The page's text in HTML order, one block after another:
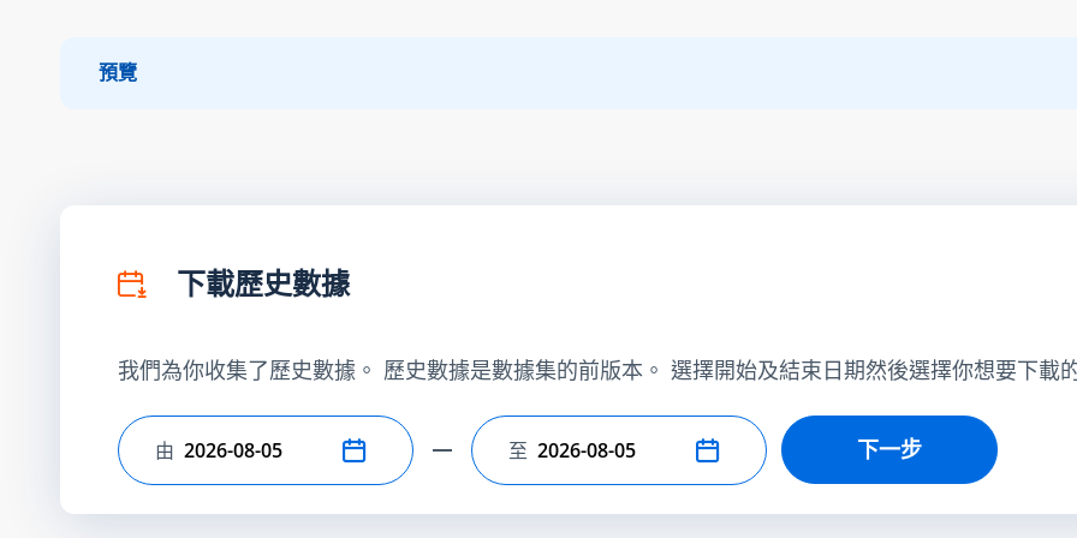
預覽
下載歷史數據
我們為你收集了歷史數據。 歷史數據是數據集的前版本。 選擇開始及結束日期然後選擇你想要下載
選擇開始日期
由 選擇結束日期
至 下一步